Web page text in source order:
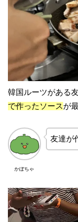
韓国ルーツがある
で作ったソースが
かぼちゃ
友達が